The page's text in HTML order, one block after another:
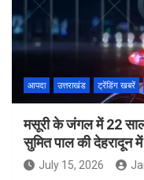
आपदा उत्तराखंड ट्रेंडिंग खबरें
मसूरी के जंगल में 22
सुमित पाल की देहरादून
July 15, 2026